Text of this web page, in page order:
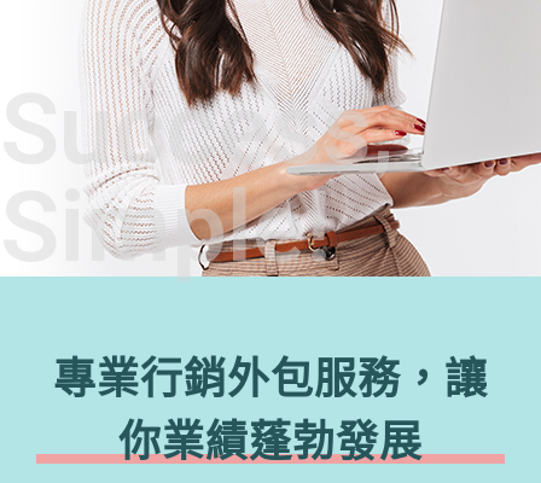
Success,
Simple!
專業行銷外包服務，讓
你業績蓬勃發展